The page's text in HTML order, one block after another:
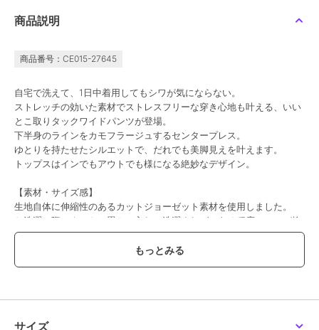
商品説明
商品番号：CE015-27645
自宅で洗えて、1日中着用してもシワが気にならない。
ストレッチの効いた素材でストレスフリーな穿き心地も叶える、いい
とこ取りタックワイドパンツが登場。
下半身のラインをカモフラージュするセンタープレス。
ゆとりを持たせたシルエットで、だれでも美脚見えを叶えます。
トップスはインでもアウトでも様になる絶妙なデザイン。
【素材・サイズ感】
生地自体に伸縮性のあるカットジョーゼット素材を使用しました。
お洗濯の際はネットに畳んで入れて洗濯すれば、ある程度のシワが抑
えられてお手入れが簡単◎
1日中穿いても膝裏などにシワができにくくアイロンいらずなデイリ
ーパンツです。
ずるっと穿いていただけるよう少し長めのサイジングで、低身長さん
サイズ